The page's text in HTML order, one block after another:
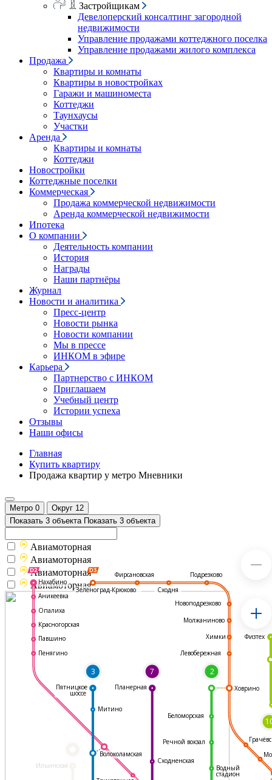
Застройщикам
Девелоперский консалтинг загородной
недвижимости
Управление продажами коттеджного поселка
Управление продажами жилого комплекса
Продажа
Квартиры и комнаты
Квартиры в новостройках
Гаражи и машиноместа
Коттеджи
Таунхаусы
Участки
Аренда
Квартиры и комнаты
Коттеджи
Новостройки
Коттеджные поселки
Коммерческая
Продажа коммерческой недвижимости
Аренда коммерческой недвижимости
Ипотека
О компании
Деятельность компании
История
Награды
Наши партнёры
Журнал
Новости и аналитика
Пресс-центр
Новости рынка
Новости компании
Мы в прессе
ИНКОМ в эфире
Карьера
Партнерство с ИНКОМ
Приглашаем
Учебный центр
Истории успеха
Отзывы
Наши офисы
Главная
Купить квартиру
Продажа квартир у метро Мневники
Метро 0 Округ 12
Показать 3 объекта Показать 3 объекта
Ильинская
3 7 2
Фирсановская
Сходня
Подрезково
Новоподрезково
Молжаниново
Химки
Левобережная
Ховрино
Водный
стадион
Сходненская
Волоколамская
Митино
Нахабино
Аникеевка
Опалиха
Красногорская
Павшино
Пенягино
Пятницкое
шоссе
Планерная
Физтех
Речной вокзал
Беломорская
Зеленоград-Крюково
Авиамоторная
Авиамоторная
Авиамоторная
Авиамоторная